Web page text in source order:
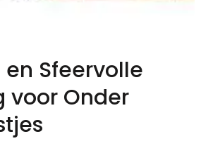
Sfeervolle
voor Onder